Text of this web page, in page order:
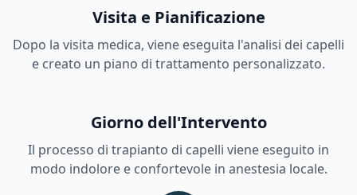
Visita e Pianificazione
Dopo la visita medica, viene eseguita l'analisi dei capelli
e creato un piano di trattamento personalizzato.
Giorno dell'Intervento
Il processo di trapianto di capelli viene eseguito in
modo indolore e confortevole in anestesia locale.